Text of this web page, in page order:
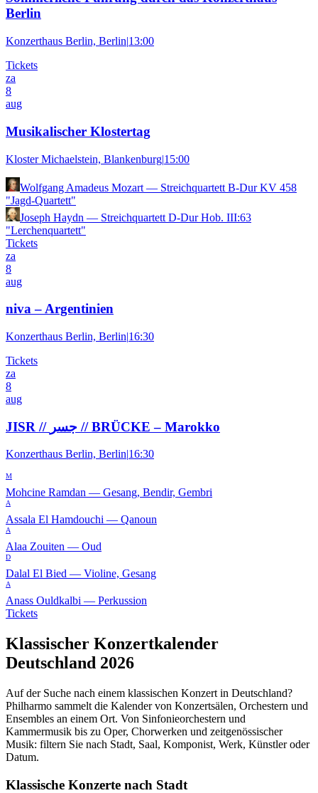
Berlin
Konzerthaus Berlin, Berlin|13:00
Tickets
za
8
aug
Musikalischer Klostertag
Kloster Michaelstein, Blankenburg|15:00
Wolfgang Amadeus Mozart — Streichquartett B-Dur KV 458
"Jagd-Quartett"
Joseph Haydn — Streichquartett D-Dur Hob. III:63
"Lerchenquartett"
Tickets
za
8
aug
niva – Argentinien
Konzerthaus Berlin, Berlin|16:30
Tickets
za
8
aug
JISR // جسر // BRÜCKE – Marokko
Konzerthaus Berlin, Berlin|16:30
M
Mohcine Ramdan — Gesang, Bendir, Gembri
A
Assala El Hamdouchi — Qanoun
A
Alaa Zouiten — Oud
D
Dalal El Bied — Violine, Gesang
A
Anass Ouldkalbi — Perkussion
Tickets
Klassischer Konzertkalender
Deutschland 2026
Auf der Suche nach einem klassischen Konzert in Deutschland?
Philharmo sammelt die Kalender von Konzertsälen, Orchestern und
Ensembles an einem Ort. Von Sinfonieorchestern und
Kammermusik bis zu Oper, Chorwerken und zeitgenössischer
Musik: filtern Sie nach Stadt, Saal, Komponist, Werk, Künstler oder
Datum.
Klassische Konzerte nach Stadt